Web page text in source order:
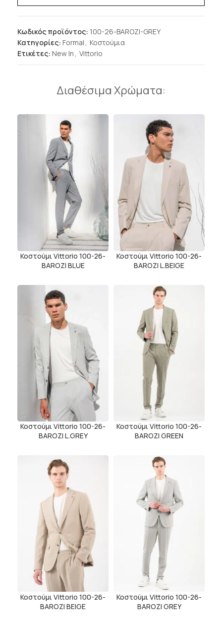
Κωδικός προϊόντος: 100-26-BAROZI-GREY
Κατηγορίες: Formal , Κοστούμια
Ετικέτες: New In , Vittorio
Διαθέσιμα Χρώματα:
Κοστούμι Vittorio 100-26-
BAROZI BLUE
Κοστούμι Vittorio 100-26-
BAROZI L.BEIGE
Κοστούμι Vittorio 100-26-
BAROZI L.GREY
Κοστούμι Vittorio 100-26-
BAROZI GREEN
Κοστούμι Vittorio 100-26-
BAROZI BEIGE
Κοστούμι Vittorio 100-26-
BAROZI GREY